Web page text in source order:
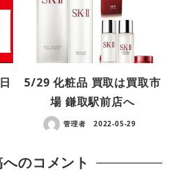
5/29 化粧品 買取は買取市
場 鎌取駅前店へ
管理者 2022-05-29
のコメント